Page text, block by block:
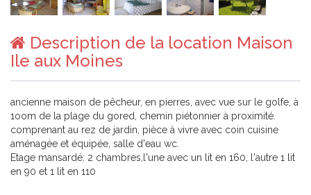
Description de la location Maison
Ile aux Moines
ancienne maison de pêcheur, en pierres, avec vue sur le golfe, à
1oom de la plage du gored, chemin piétonnier à proximité.
comprenant au rez de jardin, pièce à vivre avec coin cuisine
aménagée et équipée, salle d'eau wc.
Etage mansardé: 2 chambres,l'une avec un lit en 160, l'autre 1 lit
en 90 et 1 lit en 110